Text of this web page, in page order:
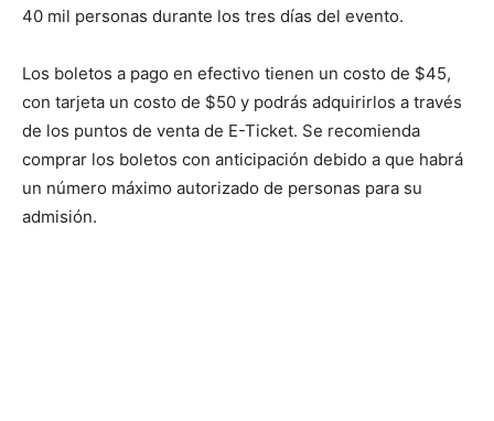
40 mil personas durante los tres días del evento.
Los boletos a pago en efectivo tienen un costo de $45,
con tarjeta un costo de $50 y podrás adquirirlos a través
de los puntos de venta de E-Ticket. Se recomienda
comprar los boletos con anticipación debido a que habrá
un número máximo autorizado de personas para su
admisión.